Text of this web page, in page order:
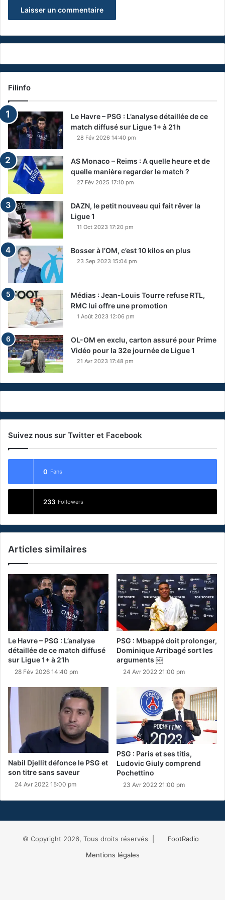
Filinfo
Le Havre – PSG : L’analyse détaillée de ce
match diffusé sur Ligue 1+ à 21h
28 Fév 2026 14:40 pm
AS Monaco – Reims : A quelle heure et de
quelle manière regarder le match ?
27 Fév 2025 17:10 pm
DAZN, le petit nouveau qui fait rêver la
Ligue 1
11 Oct 2023 17:20 pm
Bosser à l’OM, c’est 10 kilos en plus
23 Sep 2023 15:04 pm
Médias : Jean-Louis Tourre refuse RTL,
RMC lui offre une promotion
1 Août 2023 12:06 pm
OL-OM en exclu, carton assuré pour Prime
Vidéo pour la 32e journée de Ligue 1
21 Avr 2023 17:48 pm
Suivez nous sur Twitter et Facebook
0 Fans
233 Followers
Articles similaires
Le Havre – PSG : L’analyse
détaillée de ce match diffusé
sur Ligue 1+ à 21h
28 Fév 2026 14:40 pm
PSG : Mbappé doit prolonger,
Dominique Arribagé sort les
arguments ￼
24 Avr 2022 21:00 pm
Nabil Djellit défonce le PSG et
son titre sans saveur
24 Avr 2022 15:00 pm
PSG : Paris et ses titis,
Ludovic Giuly comprend
Pochettino
23 Avr 2022 21:00 pm
© Copyright 2026, Tous droits réservés |
FootRadio
Mentions légales